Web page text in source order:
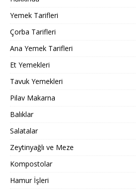
Yemek Tarifleri
Çorba Tarifleri
Ana Yemek Tarifleri
Et Yemekleri
Tavuk Yemekleri
Pilav Makarna
Balıklar
Salatalar
Zeytinyağlı ve Meze
Kompostolar
Hamur İşleri